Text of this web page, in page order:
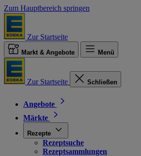
Zum Hauptbereich springen
Zur Startseite
Markt & Angebote Menü
Zur Startseite Schließen
Angebote
Märkte
Rezepte
Rezeptsuche
Rezeptsammlungen